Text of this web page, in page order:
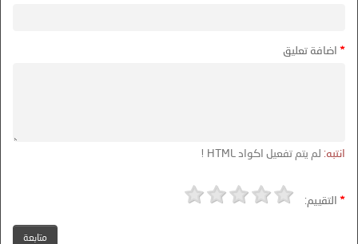
اضافة تعليق
انتبه: لم يتم تفعيل اكواد HTML !
التقييم:
متابعة